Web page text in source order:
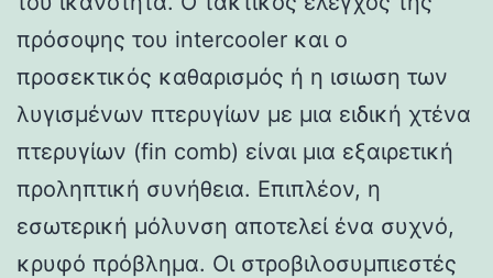
πρόσοψης του intercooler και ο
προσεκτικός καθαρισμός ή η ισιωση των
λυγισμένων πτερυγίων με μια ειδική χτένα
πτερυγίων (fin comb) είναι μια εξαιρετική
προληπτική συνήθεια. Επιπλέον, η
εσωτερική μόλυνση αποτελεί ένα συχνό,
κρυφό πρόβλημα. Οι στροβιλοσυμπιεστές